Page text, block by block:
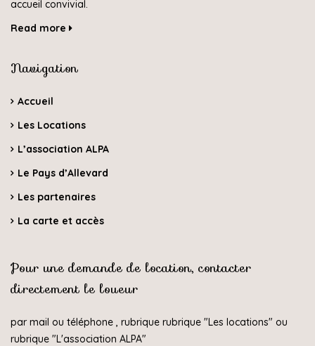
accueil convivial.
Read more
Navigation
Accueil
Les Locations
L’association ALPA
Le Pays d’Allevard
Les partenaires
La carte et accès
Pour une demande de location, contacter
directement le loueur
par mail ou téléphone , rubrique rubrique "Les locations" ou
rubrique "L'association ALPA"